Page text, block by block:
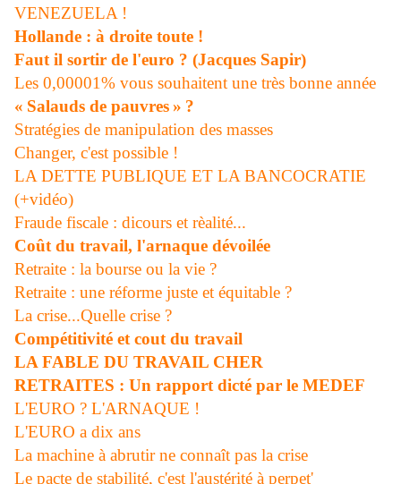
VENEZUELA !
Hollande : à droite toute !
Faut il sortir de l'euro ? (Jacques Sapir)
Les 0,00001% vous souhaitent une très bonne année
« Salauds de pauvres » ?
Stratégies de manipulation des masses
Changer, c'est possible !
LA DETTE PUBLIQUE ET LA BANCOCRATIE
(+vidéo)
Fraude fiscale : dicours et rèalité...
Coût du travail, l'arnaque dévoilée
Retraite : la bourse ou la vie ?
Retraite : une réforme juste et équitable ?
La crise...Quelle crise ?
Compétitivité et cout du travail
LA FABLE DU TRAVAIL CHER
RETRAITES : Un rapport dicté par le MEDEF
L'EURO ? L'ARNAQUE !
L'EURO a dix ans
La machine à abrutir ne connaît pas la crise
Le pacte de stabilité, c'est l'austérité à perpet'